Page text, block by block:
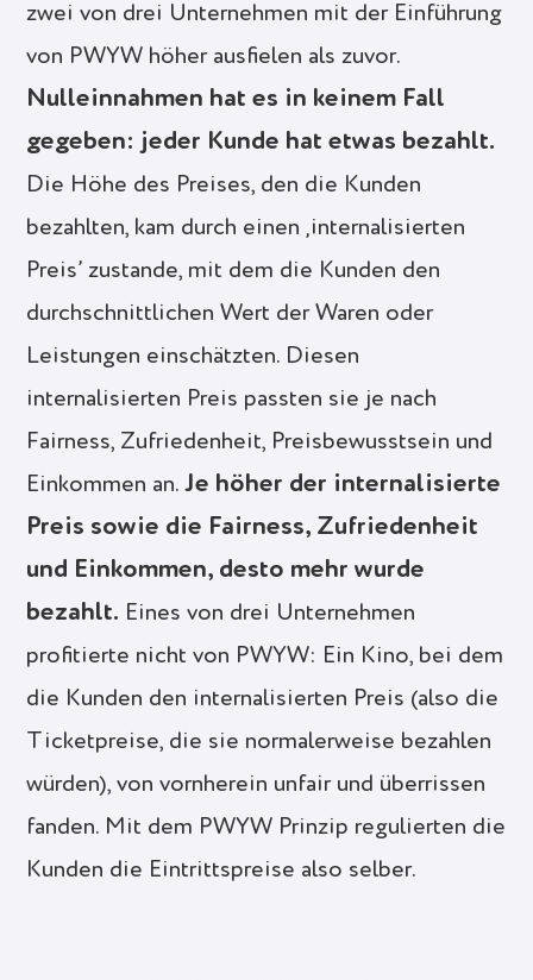
zwei von drei Unternehmen mit der Einführung
von PWYW höher ausfielen als zuvor.
Nulleinnahmen hat es in keinem Fall
gegeben: jeder Kunde hat etwas bezahlt.
Die Höhe des Preises, den die Kunden
bezahlten, kam durch einen ‚internalisierten
Preis’ zustande, mit dem die Kunden den
durchschnittlichen Wert der Waren oder
Leistungen einschätzten. Diesen
internalisierten Preis passten sie je nach
Fairness, Zufriedenheit, Preisbewusstsein und
Einkommen an.Je höher der internalisierte
Preis sowie die Fairness, Zufriedenheit
und Einkommen, desto mehr wurde
bezahlt. Eines von drei Unternehmen
profitierte nicht von PWYW: Ein Kino, bei dem
die Kunden den internalisierten Preis (also die
Ticketpreise, die sie normalerweise bezahlen
würden), von vornherein unfair und überrissen
fanden. Mit dem PWYW Prinzip regulierten die
Kunden die Eintrittspreise also selber.